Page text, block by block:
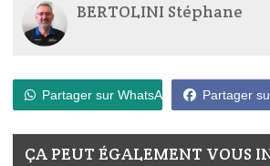
BERTOLINI Stéphane
Partager sur WhatsApp Partager
ÇA PEUT ÉGALEMENT VOUS